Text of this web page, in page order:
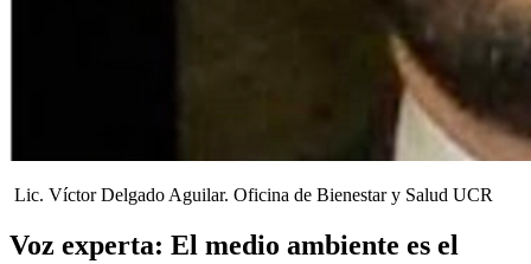
Lic. Víctor Delgado Aguilar. Oficina de Bienestar y Salud UCR
Voz experta: El medio ambiente es el